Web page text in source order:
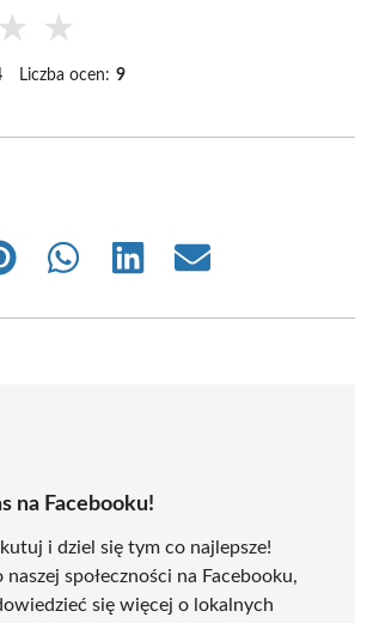
★ ★
Liczba ocen: 9
Share
Share
Share
na Facebooku!
i dziel się tym co najlepsze!
naszej społeczności na Facebooku,
się więcej o lokalnych